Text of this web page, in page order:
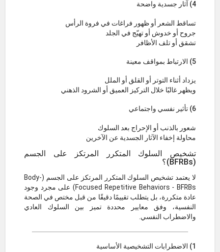
4) آثار جسدية واضحة
تساقط الشعر أو ظهور فراغات في فروة الرأس
جروح أو خدوش أو تهيّج في الجلد
تشقق أو تلف الأظافر
5) الارتباط بمواقف معينة
يزداد أثناء التوتر أو القلق أو الملل
ويظهر غالبًا خلال التركيز العميق أو الشرود الذهني
6) تأثير نفسي واجتماعي
شعور بالذنب أو الإحراج بعد السلوك
محاولة إخفاء الآثار الجسدية عن الآخرين
تشخيص السلوك المتكرر المرتكز على الجسم
(BFRBs)؟
لا يعتمد تشخيص السلوك المتكرر المرتكز على الجسم (Body-
Focused Repetitive Behaviors - BFRBs) على مجرد وجود
عادة متكررة، بل يتطلب تقييمًا دقيقًا من قبل مختص في الصحة
النفسية، وفق معايير محددة تميز بين السلوك العادي
والاضطراب النفسي.
1) الاضطرابات التشخيصية الأساسية